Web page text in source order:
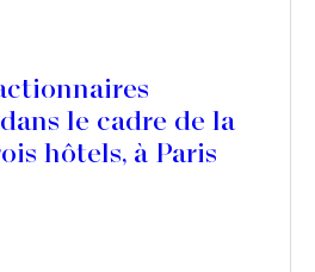
le cadre de la
hôtels, à Paris